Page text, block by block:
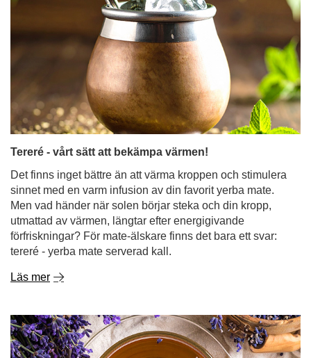
Tereré - vårt sätt att bekämpa värmen!
Det finns inget bättre än att värma kroppen och stimulera
sinnet med en varm infusion av din favorit yerba mate.
Men vad händer när solen börjar steka och din kropp,
utmattad av värmen, längtar efter energigivande
förfriskningar? För mate-älskare finns det bara ett svar:
tereré - yerba mate serverad kall.
Läs mer